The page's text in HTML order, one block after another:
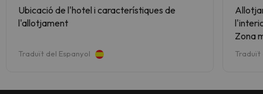
Ubicació de l'hotel i característiques de
l'allotjament
Traduït del Espanyol
Zona
Traduït